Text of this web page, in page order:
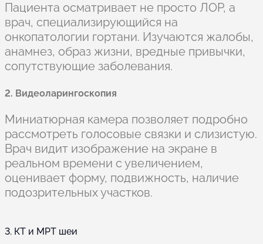
Пациента осматривает не просто ЛОР, а
врач, специализирующийся на
онкопатологии гортани. Изучаются жалобы,
анамнез, образ жизни, вредные привычки,
сопутствующие заболевания.
2. Видеоларингоскопия
Миниатюрная камера позволяет подробно
рассмотреть голосовые связки и слизистую.
Врач видит изображение на экране в
реальном времени с увеличением,
оценивает форму, подвижность, наличие
подозрительных участков.
3. КТ и МРТ шеи